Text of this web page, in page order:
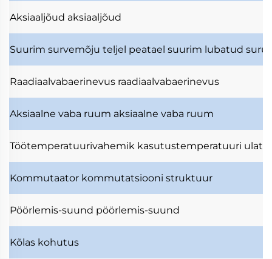
Aksiaaljõud aksiaaljõud
Suurim survemõju teljel peatael suurim lubatud
Raadiaalvabaerinevus raadiaalvabaerinevus
Aksiaalne vaba ruum aksiaalne vaba ruum
Töötemperatuurivahemik kasutustemperatuuri
Kommutaator kommutatsiooni struktuur
Pöörlemis-suund pöörlemis-suund
Kõlas kohutus